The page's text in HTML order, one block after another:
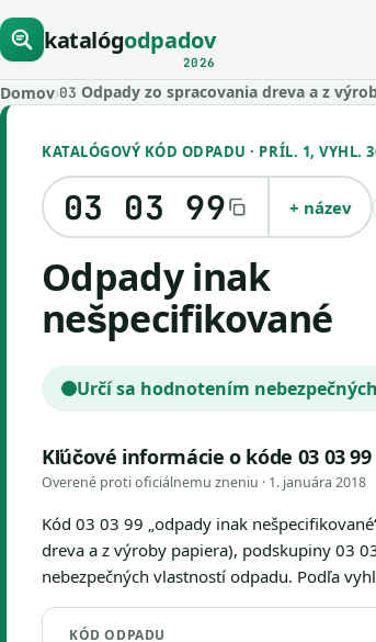
katalógodpadov
2026
Domov›03 Odpady zo spracovania dreva a z
KATALÓGOVÝ KÓD ODPADU · PRÍL. 1, VYHL.
03 03 99 + název
odpady inak
nešpecifikované
Určí sa hodnotením
Kľúčové informácie o kóde 03 03 99
Overené proti oficiálnemu zneniu · 1. januára 2018
Kód 03 03 99 „odpady inak
dreva a z výroby papiera), podskupiny 03
nebezpečných vlastností odpadu. Podľa
KÓD ODPADU